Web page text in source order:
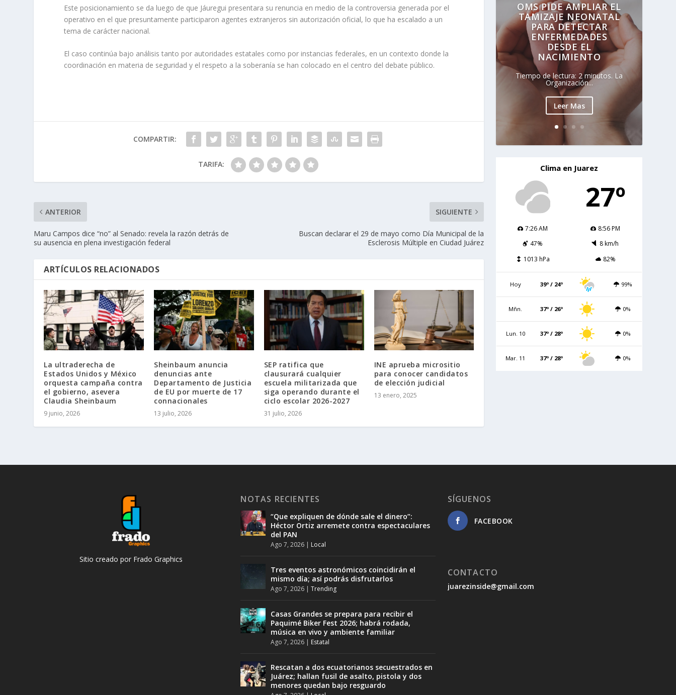
Este posicionamiento se da luego de que Jáuregui presentara su renuncia en medio de la controversia generada por el
operativo en el que presuntamente participaron agentes extranjeros sin autorización oficial, lo que ha escalado a un
tema de carácter nacional.
El caso continúa bajo análisis tanto por autoridades estatales como por instancias federales, en un contexto donde la
coordinación en materia de seguridad y el respeto a la soberanía se han colocado en el centro del debate público.
COMPARTIR:
TARIFA:
ANTERIOR
Maru Campos dice “no” al Senado: revela la razón detrás de
su ausencia en plena investigación federal
SIGUIENTE
Buscan declarar el 29 de mayo como Día Municipal de la
Esclerosis Múltiple en Ciudad Juárez
ARTÍCULOS RELACIONADOS
La ultraderecha de
Estados Unidos y México
orquesta campaña contra
el gobierno, asevera
Claudia Sheinbaum
9 junio, 2026
Sheinbaum anuncia
denuncias ante
Departamento de Justicia
de EU por muerte de 17
connacionales
13 julio, 2026
SEP ratifica que
clausurará cualquier
escuela militarizada que
siga operando durante el
ciclo escolar 2026-2027
31 julio, 2026
INE aprueba micrositio
para conocer candidatos
de elección judicial
13 enero, 2025
OMS PIDE AMPLIAR EL
TAMIZAJE NEONATAL
PARA DETECTAR
ENFERMEDADES
DESDE EL
NACIMIENTO
Tiempo de lectura: 2 minutos. La
Organización...
Leer Mas
Clima en Juarez
27º
7:26 AM
8:56 PM
47%
8 km/h
1013 hPa
82%
Hoy 39º / 24º 99%
Mñn. 37º / 26º 0%
Lun. 10 37º / 28º 0%
Mar. 11 37º / 28º 0%
Sitio creado por Frado Graphics
NOTAS RECIENTES
“Que expliquen de dónde sale el dinero”:
Héctor Ortiz arremete contra espectaculares
del PAN
Ago 7, 2026 | Local
Tres eventos astronómicos coincidirán el
mismo día; así podrás disfrutarlos
Ago 7, 2026 |Trending
Casas Grandes se prepara para recibir el
Paquimé Biker Fest 2026; habrá rodada,
música en vivo y ambiente familiar
Ago 7, 2026 | Estatal
Rescatan a dos ecuatorianos secuestrados en
Juárez; hallan fusil de asalto, pistola y dos
menores quedan bajo resguardo
SÍGUENOS
FACEBOOK
CONTACTO
juarezinside@gmail.com